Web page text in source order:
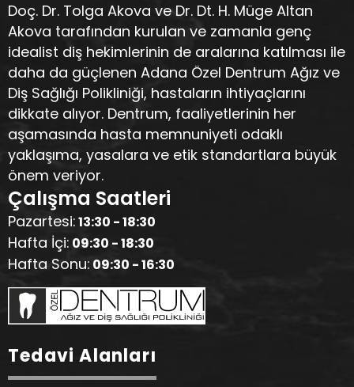
Doç. Dr. Tolga Akova ve Dr. Dt. H. Müge Altan
Akova tarafından kurulan ve zamanla genç
idealist diş hekimlerinin de aralarına katılması ile
daha da güçlenen Adana Özel Dentrum Ağız ve
Diş Sağlığı Polikliniği, hastaların ihtiyaçlarını
dikkate alıyor. Dentrum, faaliyetlerinin her
aşamasında hasta memnuniyeti odaklı
yaklaşıma, yasalara ve etik standartlara büyük
önem veriyor.
Çalışma Saatleri
Pazartesi:13:30 - 18:30
Hafta İçi: 09:30 - 18:30
Hafta Sonu: 09:30 - 16:30
Tedavi Alanları